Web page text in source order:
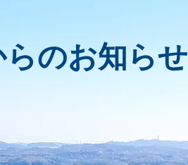
のお知らせ